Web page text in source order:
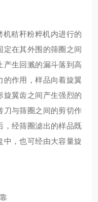
机秸秆粉粹机内进行的
定在其外围的筛圈之间
产生回溅的漏斗落到高
的作用，样品向着旋翼
旋翼齿之间产生强烈的
刀与筛圈之间的剪切作
，经筛圈滤出的样品既
中，也可经由大容量旋